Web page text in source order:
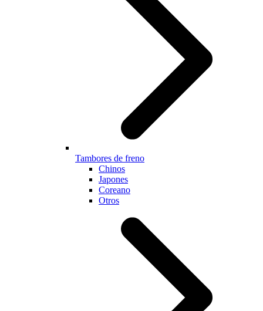
Tambores de freno
Chinos
Japones
Coreano
Otros